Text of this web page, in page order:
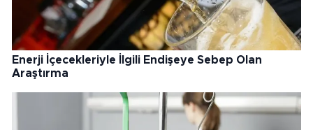
Enerji İçecekleriyle İlgili Endişeye Sebep Olan
Araştırma